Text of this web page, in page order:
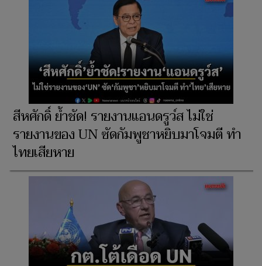
สีหศักดิ์ ย้ำชัด! รายงานแอนดรูว์ส ไม่ใช่
รายงานของ UN ซัดกัมพูชาหยิบมาโจมตี ทำ
ไทยเสียหาย